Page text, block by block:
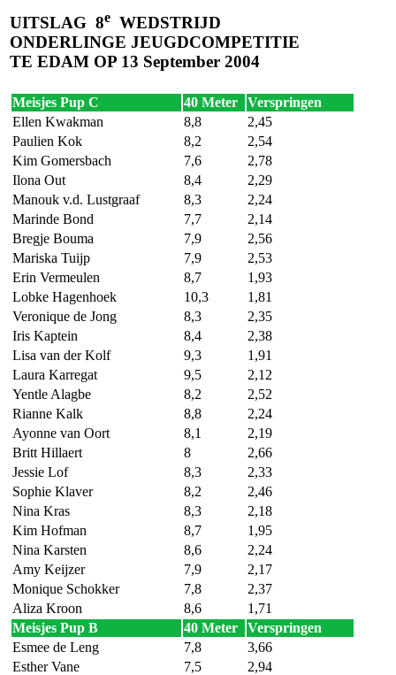
UITSLAG 8e WEDSTRIJD
ONDERLINGE JEUGDCOMPETITIE
TE EDAM OP 13 September 2004
Meisjes Pup C 40 Meter
Verspringen
Ellen Kwakman
8,8
2,45
Paulien Kok
8,2
2,54
Kim Gomersbach
7,6
2,78
Ilona Out
8,4
2,29
Manouk v.d. Lustgraaf
8,3
2,24
Marinde Bond
7,7
2,14
Bregje Bouma
7,9
2,56
Mariska Tuijp
7,9
2,53
Erin Vermeulen
8,7
1,93
Lobke Hagenhoek
10,3
1,81
Veronique de Jong
8,3
2,35
Iris Kaptein
8,4
2,38
Lisa van der Kolf
9,3
1,91
Laura Karregat
9,5
2,12
Yentle Alagbe
8,2
2,52
Rianne Kalk
8,8
2,24
Ayonne van Oort
8,1
2,19
Britt Hillaert
8
2,66
Jessie Lof
8,3
2,33
Sophie Klaver
8,2
2,46
Nina Kras
8,3
2,18
Kim Hofman
8,7
1,95
Nina Karsten
8,6
2,24
Amy Keijzer
7,9
2,17
Monique Schokker
7,8
2,37
Aliza Kroon
8,6
1,71
Meisjes Pup B
40 Meter
Verspringen
Esmee de Leng
7,8
3,66
Esther Vane
7,5
2,94